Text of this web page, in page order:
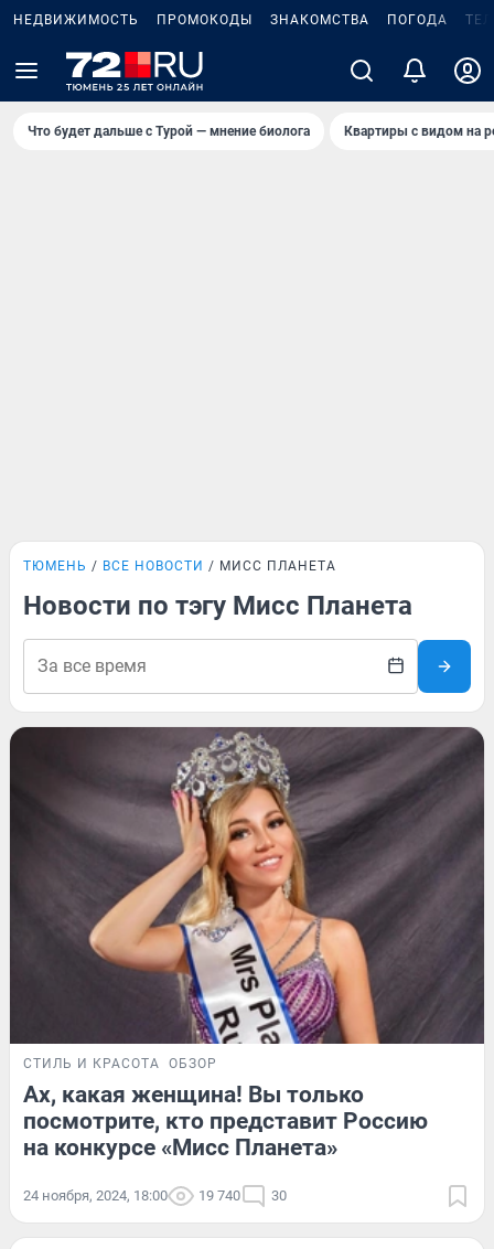
НЕДВИЖИМОСТЬ ПРОМОКОДЫ ЗНАКОМСТВА ПОГОДА
Что будет дальше с Турой — мнение биолога Квартиры с видом на
ТЮМЕНЬ ВСЕ НОВОСТИ МИСС ПЛАНЕТА
Новости по тэгу Мисс Планета
СТИЛЬ И КРАСОТА ОБЗОР
Ах, какая женщина! Вы только
посмотрите, кто представит Россию
на конкурсе «Мисс Планета»
24 ноября, 2024, 18:00 19 740 30